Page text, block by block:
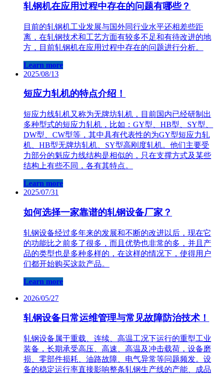
轧钢机在应用过程中存在的问题有哪些？
目前的轧钢机工业发展与国外同行业水平还相差些距
离，在轧钢技术和工艺方面有较多不足和有待改进的地
方，目前轧钢机在应用过程中存在的问题进行分析。
Learn more
2025/08/13
短应力轧机的特点介绍！
短应力线轧机又称为无牌坊轧机，目前国内已经研制出
多种型式的短应力轧机，比如：GY型、HB型、SY型、
DW型、CW型等，其中具有代表性的为GY型短应力轧
机、HB型无牌坊轧机、SY型高刚度轧机。他们主要受
力部分的魁应力线结构是相似的，只在支撑方式及某些
结构上有些不同，各有其特点。
Learn more
2025/07/31
如何选择一家靠谱的轧钢设备厂家？
轧钢设备经过多年来的发展和不断的改进以后，现在它
的功能比之前多了很多，而且优势也非常的多，并且产
品的类型也是多种多样的，在这样的情况下，使得用户
们都开始购买这款产品。
Learn more
2026/05/27
轧钢设备日常运维管理与常见故障防治技术！
轧钢设备属于重载、连续、高温工况下运行的重型工业
装备，长期承受高压、高速、高温及冲击载荷，设备磨
损、零部件损耗、油路故障、电气异常等问题频发。设
备的稳定运行率直接影响整条轧钢生产线的产能、成品